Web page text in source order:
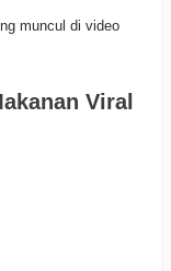
muncul di video
Viral